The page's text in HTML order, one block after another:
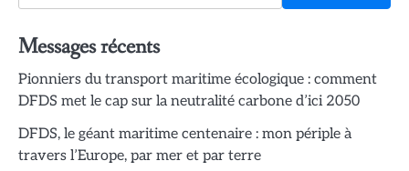
Messages récents
Pionniers du transport maritime écologique : comment
DFDS met le cap sur la neutralité carbone d’ici 2050
DFDS, le géant maritime centenaire : mon périple à
travers l’Europe, par mer et par terre